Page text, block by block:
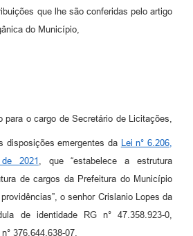
que lhe são conferidas pelo artigo
do Município,
para o cargo de Secretário de Licitações,
disposições emergentes da Lei n° 6.206,
2021 , que “estabelece a estrutura
de cargos da Prefeitura do Município
o senhor Crislanio Lopes da
de identidade RG n° 47.358.923-0,
376.644.638-07.